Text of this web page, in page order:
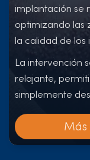
implantación se
optimizando las
la calidad de los
La intervención
relajante,
simplemente